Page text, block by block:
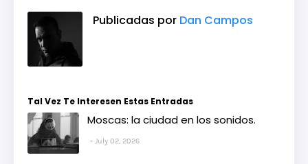
Publicadas por Dan Campos
Tal Vez Te Interesen Estas Entradas
Moscas: la ciudad en los sonidos.
July 02, 2026